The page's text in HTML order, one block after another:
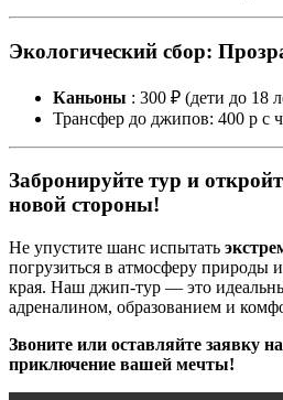
Экологический сбор:
Каньоны : 300 ₽ (дети до 18
Трансфер до джипов: 400 р с
Забронируйте тур и
новой стороны!
Не упустите шанс испытать
погрузиться в атмосферу природы
края. Наш джип-тур — это
адреналином, образованием и
Звоните или оставляйте заявку
приключение вашей мечты!